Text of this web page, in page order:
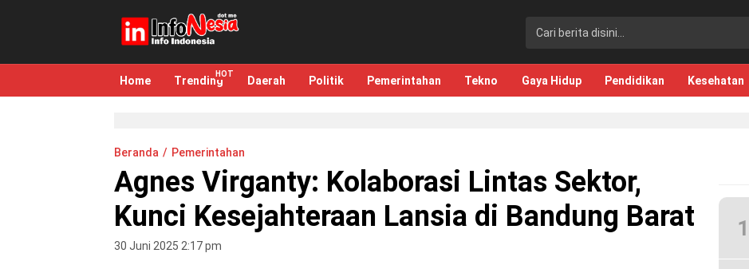
infonesia.me
Info Indonesia
Home Trending Daerah Politik Pemerintahan Tekno Gaya Hidup Pendidikan Kesehatan
Beranda Pemerintahan
Agnes Virganty: Kolaborasi Lintas Sektor,
Kunci Kesejahteraan Lansia di Bandung Barat
30 Juni 2025 2:17 pm
1